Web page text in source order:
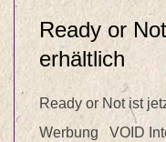
Ready or
erhältlich
Ready or Not ist
Werbung VOID